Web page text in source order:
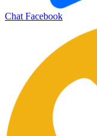
Chat Facebook